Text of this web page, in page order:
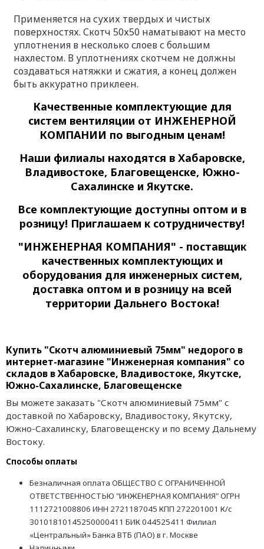
Применяется на сухих твердых и чистых
поверхностях. Скотч 50х50 наматывают на место
уплотнения в несколько слоев с большим
нахлестом. В уплотнениях скотчем не должны
создаваться натяжки и сжатия, а конец должен
быть аккуратно приклеен.
Качественные комплектующие для
систем вентиляции от ИНЖЕНЕРНОЙ
КОМПАНИИ по выгодным ценам!
Наши филиалы находятся в Хабаровске,
Владивостоке, Благовещенске, Южно-
Сахалинске и Якутске.
Все комплектующие доступны оптом и в
розницу! Приглашаем к сотрудничеству!
"ИНЖЕНЕРНАЯ КОМПАНИЯ" - поставщик
качественных комплектующих и
оборудования для инженерных систем,
доставка оптом и в розницу на всей
территории Дальнего Востока!
Купить "Скотч алюминиевый 75мм" недорого в
интернет-магазине "Инженерная компания" со
складов в Хабаровске, Владивостоке, Якутске,
Южно-Сахалинске, Благовещенске
Вы можете заказать "Скотч алюминиевый 75мм" с
доставкой по Хабаровску, Владивостоку, Якутску,
Южно-Сахалинску, Благовещенску и по всему Дальнему
Востоку.
Способы оплаты
Безналичная оплата ОБЩЕСТВО С ОГРАНИЧЕННОЙ
ОТВЕТСТВЕННОСТЬЮ "ИНЖЕНЕРНАЯ КОМПАНИЯ" ОГРН
1112721008806 ИНН 2721187045 КПП 272201001 К/с
30101810145250000411 БИК 044525411 Филиал
«Центральный» Банка ВТБ (ПАО) в г. Москве